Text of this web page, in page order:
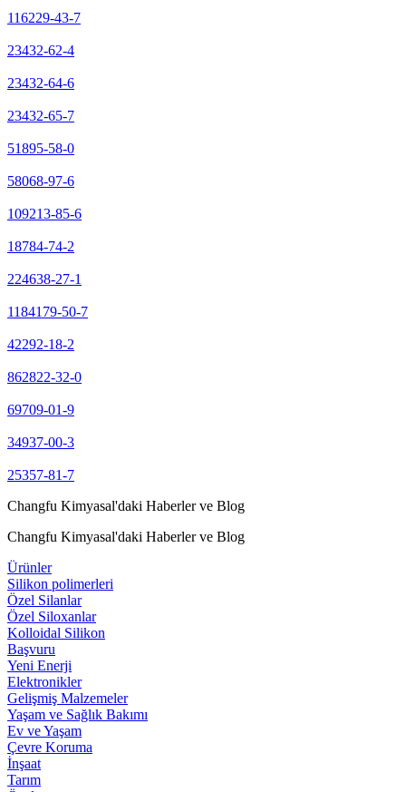
116229-43-7
23432-62-4
23432-64-6
23432-65-7
51895-58-0
58068-97-6
109213-85-6
18784-74-2
224638-27-1
1184179-50-7
42292-18-2
862822-32-0
69709-01-9
34937-00-3
25357-81-7
Changfu Kimyasal'daki Haberler ve Blog
Changfu Kimyasal'daki Haberler ve Blog
Ürünler
Silikon polimerleri
Özel Silanlar
Özel Siloxanlar
Kolloidal Silikon
Başvuru
Yeni Enerji
Elektronikler
Gelişmiş Malzemeler
Yaşam ve Sağlık Bakımı
Ev ve Yaşam
Çevre Koruma
İnşaat
Tarım